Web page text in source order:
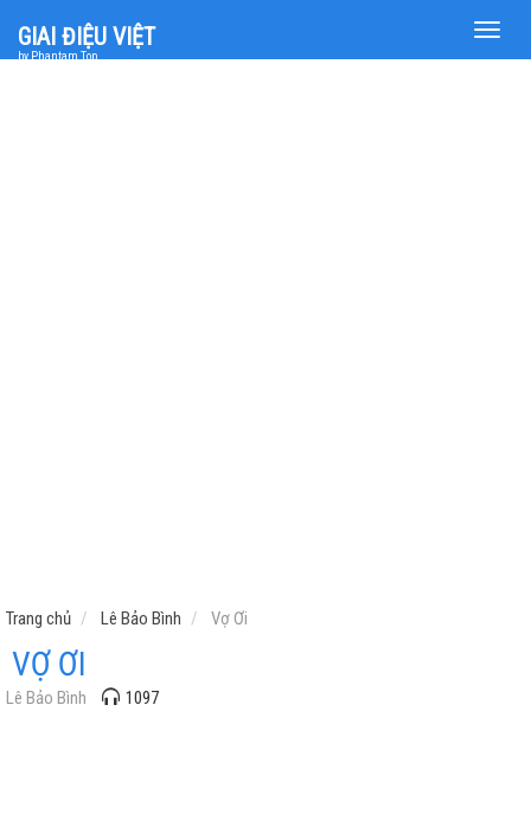
Toggle
GIAI ĐIỆU VIỆT
by Phantam Top
Trang chủ Lê Bảo Bình Vợ Ơi
VỢ ƠI
Lê Bảo Bình 1097